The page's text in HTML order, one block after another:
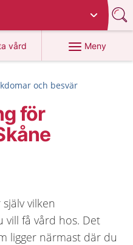
vård
1177.se
Meny
och besvär
för
vilken
vill få vård hos. Det
ligger närmast där du